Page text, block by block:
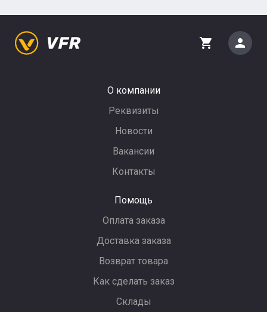
О компании
Реквизиты
Новости
Вакансии
Контакты
Помощь
Оплата заказа
Доставка заказа
Возврат товара
Как сделать заказ
Склады
shopping_cart person